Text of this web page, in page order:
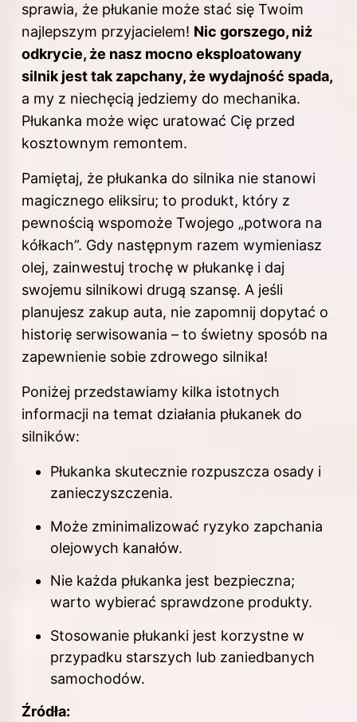
sprawia, że płukanie może stać się Twoim
najlepszym przyjacielem! Nic gorszego, niż
odkrycie, że nasz mocno eksploatowany
silnik jest tak zapchany, że wydajność spada,
a my z niechęcią jedziemy do mechanika.
Płukanka może więc uratować Cię przed
kosztownym remontem.
Pamiętaj, że płukanka do silnika nie stanowi
magicznego eliksiru; to produkt, który z
pewnością wspomoże Twojego „potwora na
kółkach”. Gdy następnym razem wymieniasz
olej, zainwestuj trochę w płukankę i daj
swojemu silnikowi drugą szansę. A jeśli
planujesz zakup auta, nie zapomnij dopytać o
historię serwisowania – to świetny sposób na
zapewnienie sobie zdrowego silnika!
Poniżej przedstawiamy kilka istotnych
informacji na temat działania płukanek do
silników:
Płukanka skutecznie rozpuszcza osady i
zanieczyszczenia.
Może zminimalizować ryzyko zapchania
olejowych kanałów.
Nie każda płukanka jest bezpieczna;
warto wybierać sprawdzone produkty.
Stosowanie płukanki jest korzystne w
przypadku starszych lub zaniedbanych
samochodów.
Źródła: